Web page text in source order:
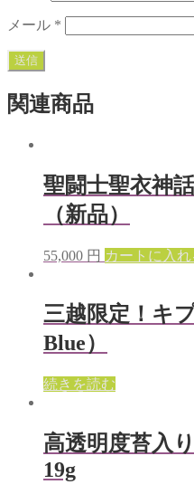
メール *
関連商品
聖闘士聖衣神
（新品）
55,000 円 カートに入れ
三越限定！キ
Blue）
続きを読む
高透明度苔入
19g